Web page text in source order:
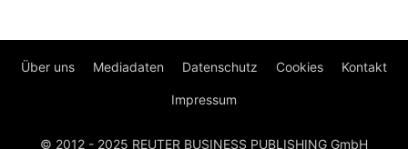
Über uns Mediadaten Datenschutz Cookies Kontakt
Impressum
© 2012 - 2025 REUTER BUSINESS PUBLISHING GmbH